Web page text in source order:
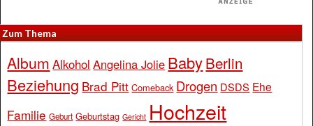
Zum Thema
Album Alkohol Angelina Jolie BabyBerlin
Beziehung Brad Pitt Comeback Drogen DSDS Ehe
Familie Geburt Geburtstag Gericht Hochzeit